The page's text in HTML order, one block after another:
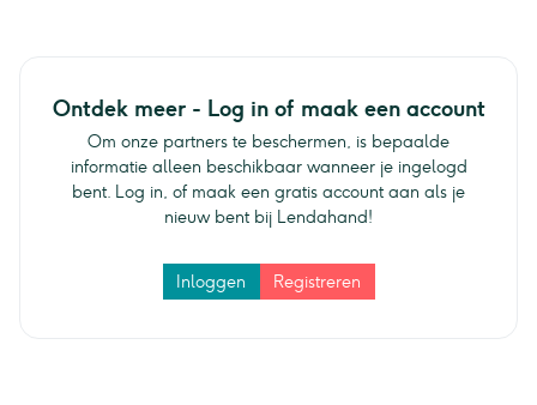
Ontdek meer - Log in of maak een account
Om onze partners te beschermen, is bepaalde
informatie alleen beschikbaar wanneer je ingelogd
bent. Log in, of maak een gratis account aan als je
nieuw bent bij Lendahand!
Inloggen Registreren